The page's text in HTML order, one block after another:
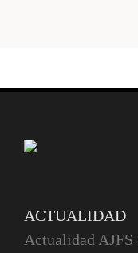
ACTUALIDAD
Actualidad